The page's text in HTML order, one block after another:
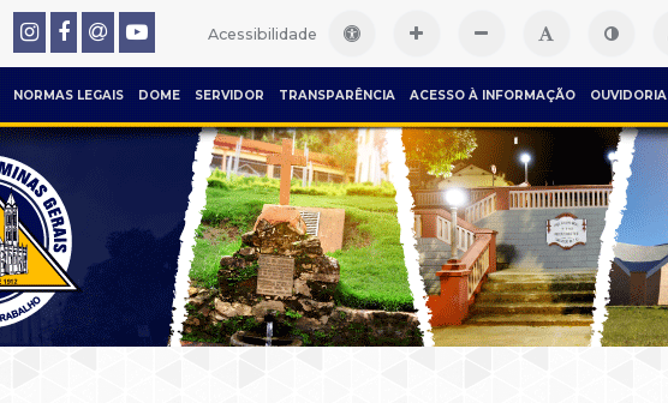
Acessibilidade
NORMAS LEGAIS DOME SERVIDOR TRANSPARÊNCIA ACESSO À INFORMAÇÃO OUVIDORIA